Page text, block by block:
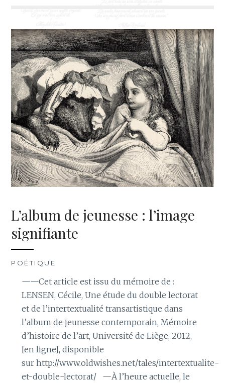
L’album de jeunesse : l’image
signifiante
POÉTIQUE
——Cet article est issu du mémoire de :
LENSEN, Cécile, Une étude du double lectorat
et de l’intertextualité transartistique dans
l’album de jeunesse contemporain, Mémoire
d’histoire de l’art, Université de Liège, 2012,
[en ligne], disponible
sur http://www.oldwishes.net/tales/intertextualite-
et-double-lectorat/ —À l’heure actuelle, le